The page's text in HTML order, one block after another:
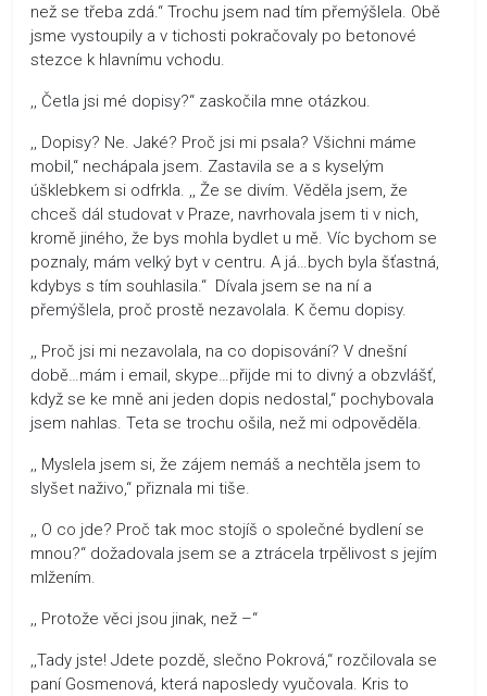
než se třeba zdá.“ Trochu jsem nad tím přemýšlela. Obě
jsme vystoupily a v tichosti pokračovaly po betonové
stezce k hlavnímu vchodu.
,, Četla jsi mé dopisy?“ zaskočila mne otázkou.
,, Dopisy? Ne. Jaké? Proč jsi mi psala? Všichni máme
mobil,“ nechápala jsem. Zastavila se a s kyselým
úšklebkem si odfrkla. ,, Že se divím. Věděla jsem, že
chceš dál studovat v Praze, navrhovala jsem ti v nich,
kromě jiného, že bys mohla bydlet u mě. Víc bychom se
poznaly, mám velký byt v centru. A já…bych byla šťastná,
kdybys s tím souhlasila.“ Dívala jsem se na ní a
přemýšlela, proč prostě nezavolala. K čemu dopisy.
,, Proč jsi mi nezavolala, na co dopisování? V dnešní
době…mám i email, skype…přijde mi to divný a obzvlášť,
když se ke mně ani jeden dopis nedostal,“ pochybovala
jsem nahlas. Teta se trochu ošila, než mi odpověděla.
,, Myslela jsem si, že zájem nemáš a nechtěla jsem to
slyšet naživo,“ přiznala mi tiše.
,, O co jde? Proč tak moc stojíš o společné bydlení se
mnou?“ dožadovala jsem se a ztrácela trpělivost s jejím
mlžením.
,, Protože věci jsou jinak, než –“
,,Tady jste! Jdete pozdě, slečno Pokrová,“ rozčilovala se
paní Gosmenová, která naposledy vyučovala. Kris to